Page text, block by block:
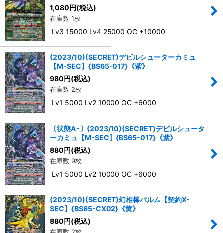
1,080円(税込)
在庫数 1枚
Lv3 15000 Lv4 25000 OC +10000
(2023/10)(SECRET)デビルシューターカミュ
【M-SEC】{BS65-017}《紫》
980円(税込)
在庫数 2枚
Lv1 5000 Lv2 10000 OC +6000
〔状態A-〕(2023/10)(SECRET)デビルシュータ
ーカミュ【M-SEC】{BS65-017}《紫》
880円(税込)
在庫数 9枚
Lv1 5000 Lv2 10000 OC +6000
(2023/10)(SECRET)幻相棒パルム【契約X-
SEC】{BS65-CX02}《黄》
880円(税込)
在庫数 2枚